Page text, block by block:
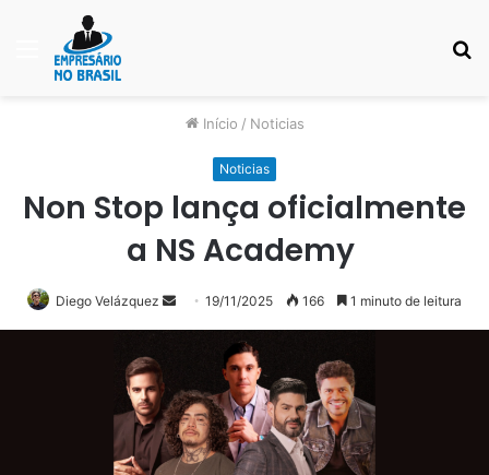
Menu
Início / Noticias
Noticias
Non Stop lança oficialmente
a NS Academy
Diego Velázquez
Mande
um
19/11/2025 166 1 minuto de leitura